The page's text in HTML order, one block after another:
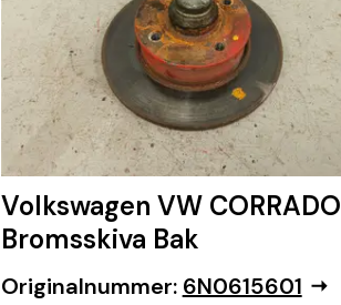
Volkswagen VW CORRADO
Bromsskiva Bak
Originalnummer: 6N0615601